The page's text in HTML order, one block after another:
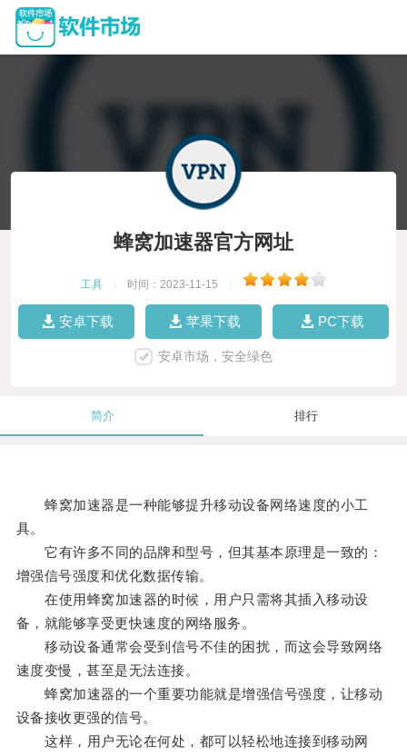
蜂窝加速器官方网址
工具 时间：2023-11-15
安卓下载 苹果下载 PC下载
安卓市场，安全绿色
简介 排行
蜂窝加速器是一种能够提升移动设备网络速度的小工
具。
它有许多不同的品牌和型号，但其基本原理是一致的：
增强信号强度和优化数据传输。
在使用蜂窝加速器的时候，用户只需将其插入移动设
备，就能够享受更快速度的网络服务。
移动设备通常会受到信号不佳的困扰，而这会导致网络
速度变慢，甚至是无法连接。
蜂窝加速器的一个重要功能就是增强信号强度，让移动
设备接收更强的信号。
这样，用户无论在何处，都可以轻松地连接到移动网